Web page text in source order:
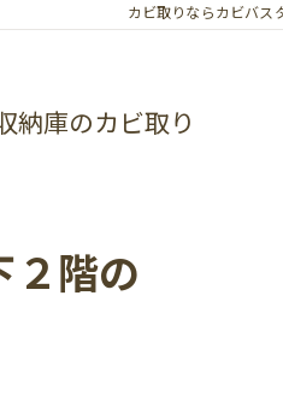
カビ取りならカビバス
納庫のカビ取り
２階の